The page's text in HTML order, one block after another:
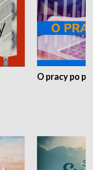
O pracy po